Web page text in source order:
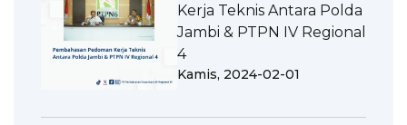
Kerja Teknis Antara Polda
Jambi & PTPN IV Regional
4
Kamis, 2024-02-01